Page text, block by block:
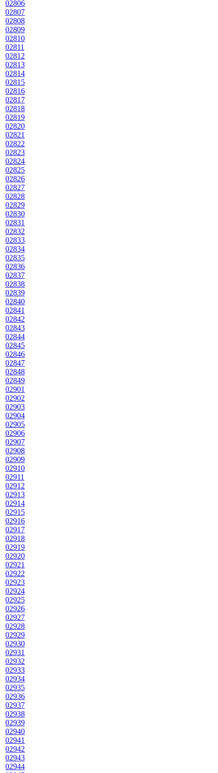
02806
02807
02808
02809
02810
02811
02812
02813
02814
02815
02816
02817
02818
02819
02820
02821
02822
02823
02824
02825
02826
02827
02828
02829
02830
02831
02832
02833
02834
02835
02836
02837
02838
02839
02840
02841
02842
02843
02844
02845
02846
02847
02848
02849
02901
02902
02903
02904
02905
02906
02907
02908
02909
02910
02911
02912
02913
02914
02915
02916
02917
02918
02919
02920
02921
02922
02923
02924
02925
02926
02927
02928
02929
02930
02931
02932
02933
02934
02935
02936
02937
02938
02939
02940
02941
02942
02943
02944